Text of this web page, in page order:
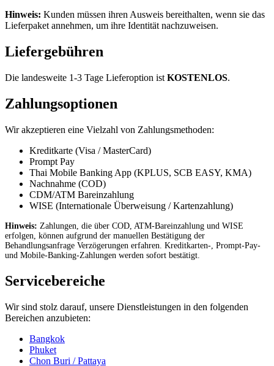
Hinweis: Kunden müssen ihren Ausweis bereithalten, wenn sie das
Lieferpaket annehmen, um ihre Identität nachzuweisen.
Liefergebühren
Die landesweite 1-3 Tage Lieferoption ist KOSTENLOS.
Zahlungsoptionen
Wir akzeptieren eine Vielzahl von Zahlungsmethoden:
Kreditkarte (Visa / MasterCard)
Prompt Pay
Thai Mobile Banking App (KPLUS, SCB EASY, KMA)
Nachnahme (COD)
CDM/ATM Bareinzahlung
WISE (Internationale Überweisung / Kartenzahlung)
Hinweis: Zahlungen, die über COD, ATM-Bareinzahlung und WISE
erfolgen, können aufgrund der manuellen Bestätigung der
Behandlungsanfrage Verzögerungen erfahren. Kreditkarten-, Prompt-Pay-
und Mobile-Banking-Zahlungen werden sofort bestätigt.
Servicebereiche
Wir sind stolz darauf, unsere Dienstleistungen in den folgenden
Bereichen anzubieten:
Bangkok
Phuket
Chon Buri / Pattaya